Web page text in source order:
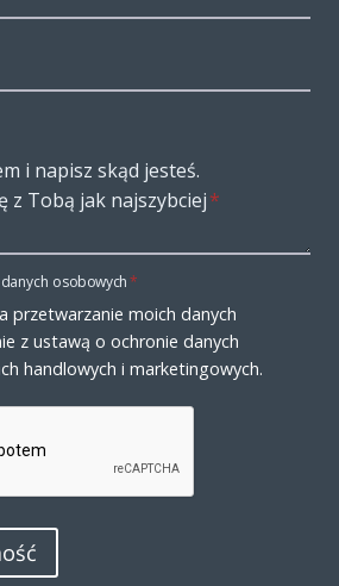
i napisz skąd jesteś.
z Tobą jak najszybciej*
osobowych*
przetwarzanie moich danych
z ustawą o ochronie danych
handlowych i marketingowych.